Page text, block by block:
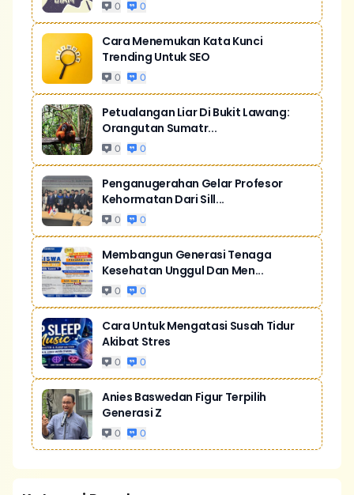
0 0
Cara Menemukan Kata Kunci
Trending Untuk SEO
0 0
Petualangan Liar Di Bukit Lawang:
Orangutan Sumatr...
0 0
Penganugerahan Gelar Profesor
Kehormatan Dari Sill...
0 0
Membangun Generasi Tenaga
Kesehatan Unggul Dan Men...
0 0
Cara Untuk Mengatasi Susah Tidur
Akibat Stres
0 0
Anies Baswedan Figur Terpilih
Generasi Z
0 0